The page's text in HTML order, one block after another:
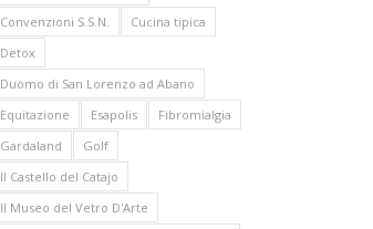
Convenzioni S.S.N.
Cucina tipica
Detox
Duomo di San Lorenzo ad Abano
Equitazione
Esapolis
Fibromialgia
Gardaland
Golf
Il Castello del Catajo
Il Museo del Vetro D'Arte